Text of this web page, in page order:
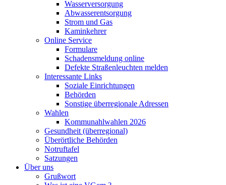
Wasserversorgung
Abwasserentsorgung
Strom und Gas
Kaminkehrer
Online Service
Formulare
Schadensmeldung online
Defekte Straßenleuchten melden
Interessante Links
Soziale Einrichtungen
Behörden
Sonstige überregionale Adressen
Wahlen
Kommunahlwahlen 2026
Gesundheit (überregional)
Überörtliche Behörden
Notruftafel
Satzungen
Über uns
Grußwort